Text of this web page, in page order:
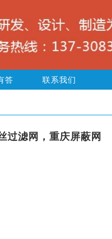
答 联系我们
过滤网，重庆屏蔽网